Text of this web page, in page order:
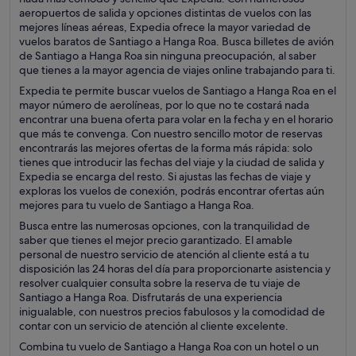
aeropuertos de salida y opciones distintas de vuelos con las
mejores líneas aéreas, Expedia ofrece la mayor variedad de
vuelos baratos de Santiago a Hanga Roa. Busca billetes de avión
de Santiago a Hanga Roa sin ninguna preocupación, al saber
que tienes a la mayor agencia de viajes online trabajando para ti.
Expedia te permite buscar vuelos de Santiago a Hanga Roa en el
mayor número de aerolíneas, por lo que no te costará nada
encontrar una buena oferta para volar en la fecha y en el horario
que más te convenga. Con nuestro sencillo motor de reservas
encontrarás las mejores ofertas de la forma más rápida: solo
tienes que introducir las fechas del viaje y la ciudad de salida y
Expedia se encarga del resto. Si ajustas las fechas de viaje y
exploras los vuelos de conexión, podrás encontrar ofertas aún
mejores para tu vuelo de Santiago a Hanga Roa.
Busca entre las numerosas opciones, con la tranquilidad de
saber que tienes el mejor precio garantizado. El amable
personal de nuestro servicio de atención al cliente está a tu
disposición las 24 horas del día para proporcionarte asistencia y
resolver cualquier consulta sobre la reserva de tu viaje de
Santiago a Hanga Roa. Disfrutarás de una experiencia
inigualable, con nuestros precios fabulosos y la comodidad de
contar con un servicio de atención al cliente excelente.
Combina tu vuelo de Santiago a Hanga Roa con un hotel o un